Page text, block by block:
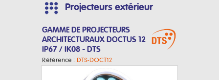
Projecteurs extérieur
GAMME DE PROJECTEURS
ARCHITECTURAUX DOCTUS 12
IP67 / IK08 - DTS
Référence : DTS-DOCT12